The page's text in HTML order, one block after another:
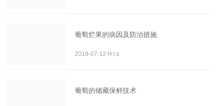
葡萄烂果的病因及防治措施
2019-07-12 H:i:s
葡萄的储藏保鲜技术